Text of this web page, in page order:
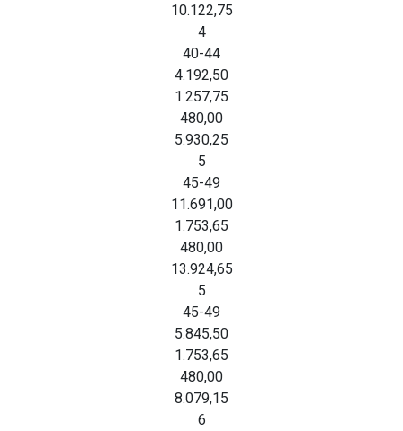
10.122,75
4
40-44
4.192,50
1.257,75
480,00
5.930,25
5
45-49
11.691,00
1.753,65
480,00
13.924,65
5
45-49
5.845,50
1.753,65
480,00
8.079,15
6